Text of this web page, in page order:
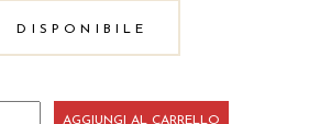
DISPONIBILE
AGGIUNGI AL CARRELLO